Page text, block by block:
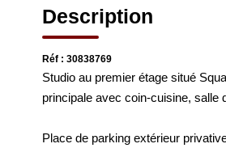
Description
Réf : 30838769
Studio au premier étage situé
principale avec coin-cuisine, salle
Place de parking extérieur